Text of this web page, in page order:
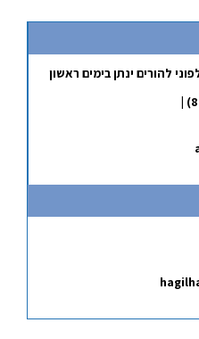
הטלפוני להורים ינתן בימים ראשון